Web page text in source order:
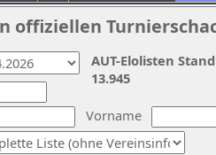
offiziellen
Vorname
AUT-Elolisten
13.945